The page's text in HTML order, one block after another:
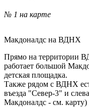
№ 1 на карте
Макдоналдс на ВДНХ
Прямо на территории
работает большой
детская площадка.
Также рядом с ВДНХ
въезда "Север-3" и
Макдоналдс - см. карту)